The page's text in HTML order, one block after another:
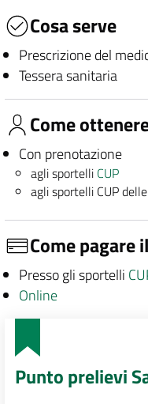
Cosa serve
Prescrizione del
Tessera sanitaria
Come
Con prenotazione
agli sportelli CUP
agli sportelli CUP
Come pagare
Presso gli sportelli
Online
Punto prelievi